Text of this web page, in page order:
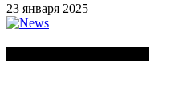
23 января 2025